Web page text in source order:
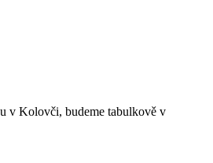
v Kolovči, budeme tabulkově v